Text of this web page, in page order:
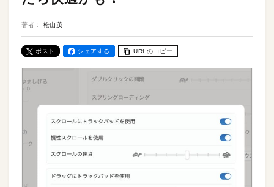
著者： 松山茂
ポスト シェアする URLのコピー